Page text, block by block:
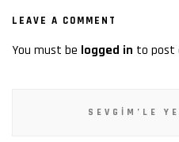
LEAVE A COMMENT
You must be logged in to post
SEVGIM’LE